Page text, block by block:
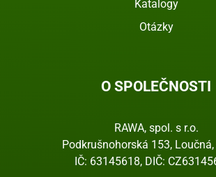
Katalogy
Otázky
O SPOLEČNOSTI
RAWA, spol. s r.o.
Podkrušnohorská 153, Loučná,
IČ: 63145618, DIČ: